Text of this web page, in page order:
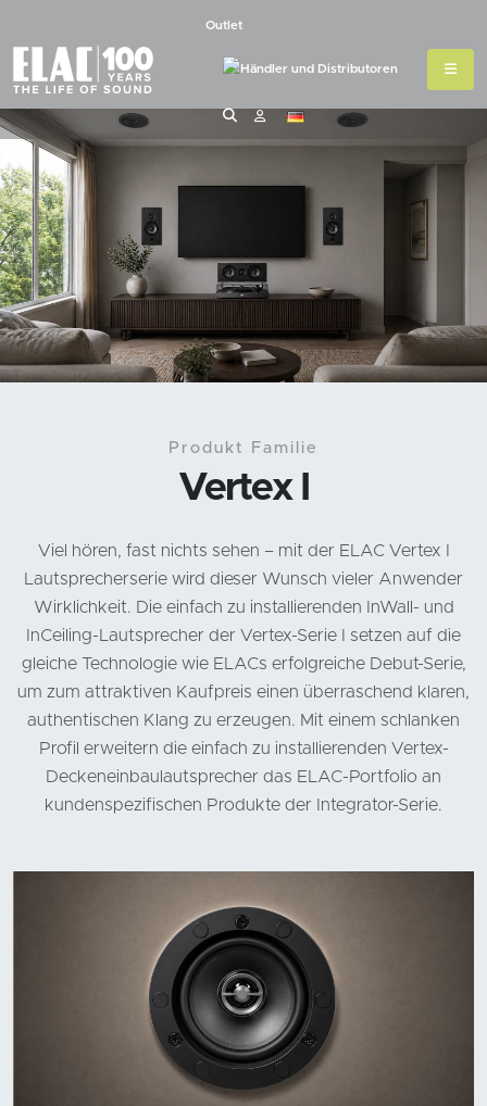
Outlet
Produkt Familie
Vertex I
Viel hören, fast nichts sehen – mit der ELAC Vertex I
Lautsprecherserie wird dieser Wunsch vieler Anwender
Wirklichkeit. Die einfach zu installierenden InWall- und
InCeiling-Lautsprecher der Vertex-Serie I setzen auf die
gleiche Technologie wie ELACs erfolgreiche Debut-Serie,
um zum attraktiven Kaufpreis einen überraschend klaren,
authentischen Klang zu erzeugen. Mit einem schlanken
Profil erweitern die einfach zu installierenden Vertex-
Deckeneinbaulautsprecher das ELAC-Portfolio an
kundenspezifischen Produkte der Integrator-Serie.